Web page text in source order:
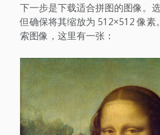
下一步是下载适合拼图的图像。
但确保将其缩放为 512×512 像素
索图像，这里有一张：